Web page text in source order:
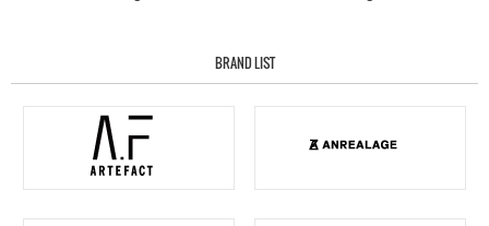
BRAND LIST